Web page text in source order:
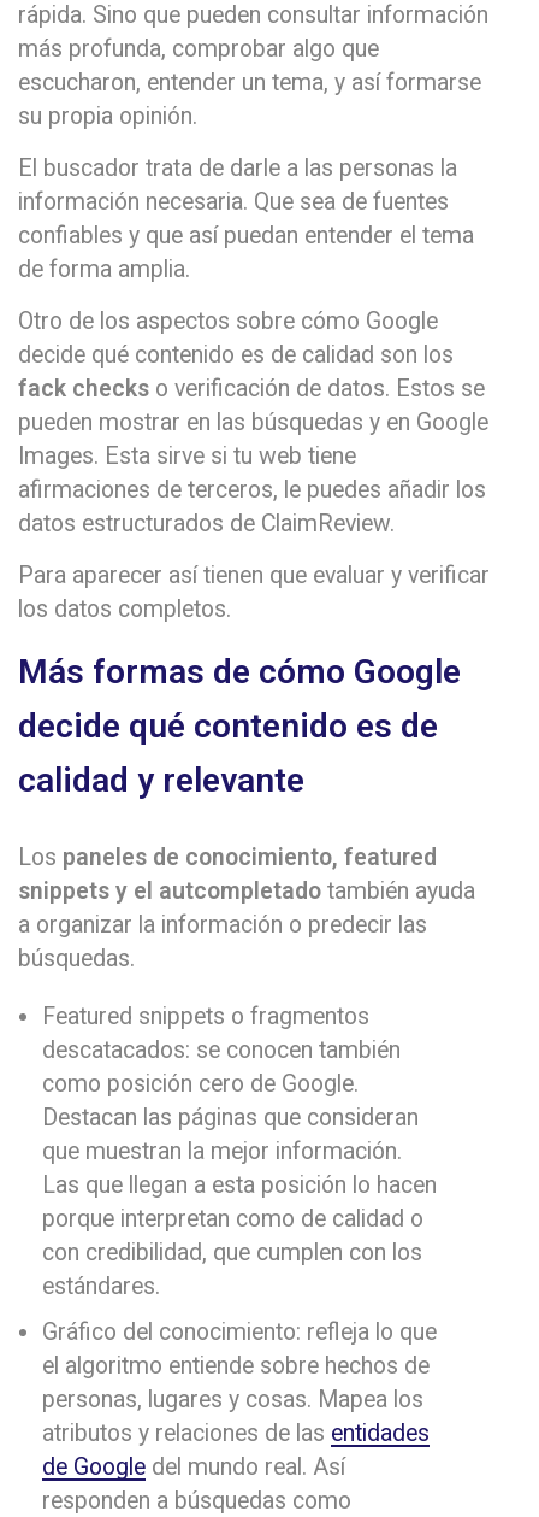
rápida. Sino que pueden consultar información
más profunda, comprobar algo que
escucharon, entender un tema, y así formarse
su propia opinión.
El buscador trata de darle a las personas la
información necesaria. Que sea de fuentes
confiables y que así puedan entender el tema
de forma amplia.
Otro de los aspectos sobre cómo Google
decide qué contenido es de calidad son los
fack checks o verificación de datos. Estos se
pueden mostrar en las búsquedas y en Google
Images. Esta sirve si tu web tiene
afirmaciones de terceros, le puedes añadir los
datos estructurados de ClaimReview.
Para aparecer así tienen que evaluar y verificar
los datos completos.
Más formas de cómo Google
decide qué contenido es de
calidad y relevante
Los paneles de conocimiento, featured
snippets y el autcompletado también ayuda
a organizar la información o predecir las
búsquedas.
Featured snippets o fragmentos
descatacados: se conocen también
como posición cero de Google.
Destacan las páginas que consideran
que muestran la mejor información.
Las que llegan a esta posición lo hacen
porque interpretan como de calidad o
con credibilidad, que cumplen con los
estándares.
Gráfico del conocimiento: refleja lo que
el algoritmo entiende sobre hechos de
personas, lugares y cosas. Mapea los
atributos y relaciones de las entidades
de Google del mundo real. Así
responden a búsquedas como